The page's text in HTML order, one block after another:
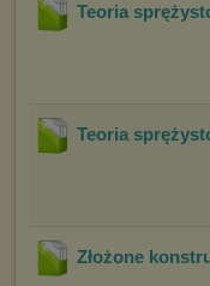
Teoria
Teoria
Złożone